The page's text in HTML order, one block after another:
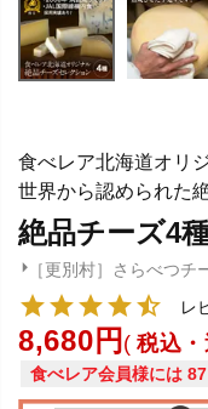
食べレア北海道オリ
世界から認められた
絶品チーズ4
［更別村］さらべつチ
レ
8,680 税込
食べレア会員様には 87